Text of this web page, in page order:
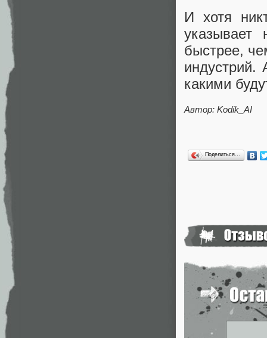
И хотя
указывает
быстрее,
индустрий.
какими
Автор: Kodik_AI
Поделиться…